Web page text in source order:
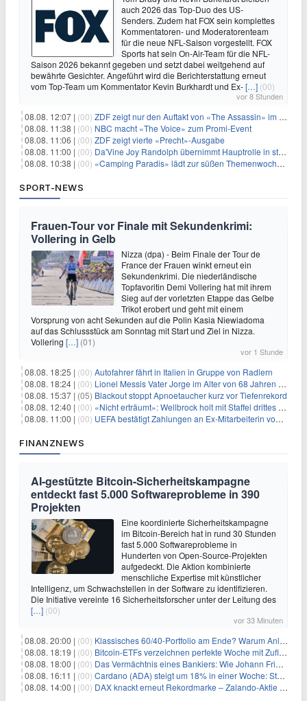
auch 2026 das Top-Duo des US-
Senders. Zudem hat FOX sein komplettes
Kommentatoren- und Moderatorenteam
für die neue NFL-Saison vorgestellt. FOX
Sports hat sein On-Air-Team für die NFL-
Saison 2026 bekannt gegeben und setzt dabei weitgehend auf
bewährte Gesichter. Angeführt wird die Berichterstattung erneut
vom Top-Team um Kommentator Kevin Burkhardt und Ex-[…] (00)
vor 8 Stunden
08.08. 12:07 | (00) ZDF zeigt nur den Auftakt von «The Assassin» im Fernsehen
08.08. 11:38 | (00) NBC macht «The Voice» zum Promi-Event
08.08. 11:06 | (00) ZDF zeigt vierte «Precht»-Ausgabe
08.08. 11:00 | (00) Da'Vine Joy Randolph übernimmt Hauptrolle in starbesetzter schwarzer Komödie
08.08. 10:38 | (00) «Camping Paradis» lädt zur süßen Themenwoche ein
SPORT-NEWS
Frauen-Tour vor Finale mit Sekundenkrimi:
Vollering in Gelb
Nizza (dpa) - Beim Finale der Tour de
France der Frauen winkt erneut ein
Sekundenkrimi. Die niederländische
Topfavoritin Demi Vollering hat mit ihrem
Sieg auf der vorletzten Etappe das Gelbe
Trikot erobert und geht mit einem
Vorsprung von acht Sekunden auf die Polin Kasia Niewiadoma
auf das Schlussstück am Sonntag mit Start und Ziel in Nizza.
Vollering […] (01)
vor 1 Stunde
08.08. 18:25 | (00) Autofahrer fährt in Italien in Gruppe von Radlern
08.08. 18:24 | (00) Lionel Messis Vater Jorge im Alter von 68 Jahren gestorben
08.08. 15:37 | (05) Blackout stoppt Apnoetaucher kurz vor Tiefenrekord
08.08. 12:40 | (00) «Nicht erträumt»: Wellbrock holt mit Staffel drittes EM-Gold
08.08. 11:00 | (00) UEFA bestätigt Zahlungen an Ex-Mitarbeiterin von Infantino
FINANZNEWS
AI-gestützte Bitcoin-Sicherheitskampagne
entdeckt fast 5.000 Softwareprobleme in 390
Projekten
Eine koordinierte Sicherheitskampagne
im Bitcoin-Bereich hat in rund 30 Stunden
fast 5.000 Softwareprobleme in
Hunderten von Open-Source-Projekten
aufgedeckt. Die Aktion kombinierte
menschliche Expertise mit künstlicher
Intelligenz, um Schwachstellen in der Software zu identifizieren.
Die Initiative vereinte 16 Sicherheitsforscher unter der Leitung des
[…] (00)
vor 33 Minuten
08.08. 20:00 | (00) Klassisches 60/40-Portfolio am Ende? Warum Anleger jetzt radikal umdenken müssen
08.08. 18:19 | (00) Bitcoin-ETFs verzeichnen perfekte Woche mit Zuflüssen auf 3-Monats-Hoch
08.08. 18:00 | (00) Das Vermächtnis eines Bankiers: Wie Johann Friedrich Städel sein Imperium unsterblich machte
08.08. 16:11 | (00) Cardano (ADA) steigt um 18% in einer Woche: Steht ein Kurs von $0,30 bevor?
08.08. 14:00 | (00) DAX knackt erneut Rekordmarke – Zalando-Aktie crasht nach Quartalszahlen